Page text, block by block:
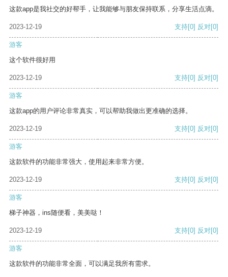
这款app是我社交的好帮手，让我能够与朋友保持联系，分享生活点滴。
2023-12-19 支持[0] 反对[0]
游客
这个软件很好用
2023-12-19 支持[0] 反对[0]
游客
这款app的用户评论非常真实，可以帮助我做出更准确的选择。
2023-12-19 支持[0] 反对[0]
游客
这款软件的功能非常强大，使用起来非常方便。
2023-12-19 支持[0] 反对[0]
游客
梯子神器，ins随便看，美美哒！
2023-12-19 支持[0] 反对[0]
游客
这款软件的功能非常全面，可以满足我所有需求。